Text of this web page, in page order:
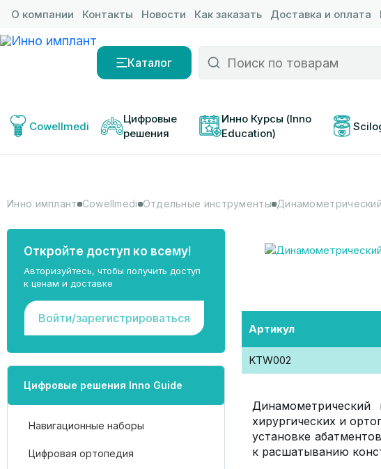
О компании Контакты Новости Как заказать Доставка и оплата
Каталог
Cowellmedi
Цифровые
решения
Инно Курсы (Inno
Education)
Инно имплант Cowellmedi Отдельные инструменты
Откройте доступ ко всему!
Авторизуйтесь, чтобы получить доступ
к ценам и доставке
Войти/зарегистрироваться
Цифровые решения Inno Guide
Навигационные наборы
Цифровая ортопедия
Артикул
KTW002
хирургических и
установке
к расшатыванию